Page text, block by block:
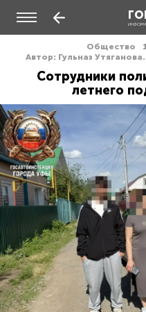
Общество
Автор: Гульназ
Сотрудники
летнего